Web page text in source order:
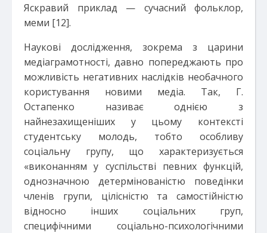
Яскравий приклад — сучасний фольклор,
меми [12].
Наукові дослідження, зокрема з царини
медіаграмотності, давно попереджають про
можливість негативних наслідків необачного
користування новими медіа. Так, Г.
Остапенко називає однією з
найнезахищеніших у цьому контексті
студентську молодь, тобто особливу
соціальну групу, що характеризується
«виконанням у суспільстві певних функцій,
однозначною детермінованістю поведінки
членів групи, цілісністю та самостійністю
відносно інших соціальних груп,
специфічними соціально-психологічними